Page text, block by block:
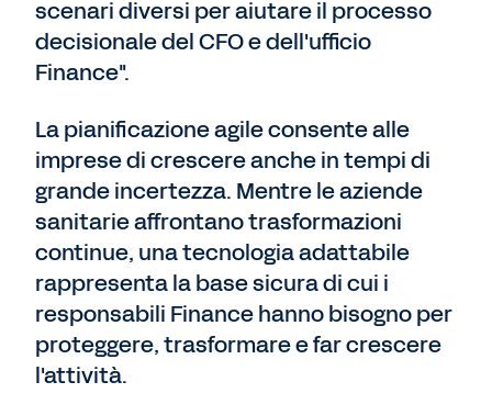
scenari diversi per aiutare il processo
decisionale del CFO e dell'ufficio
Finance".
La pianificazione agile consente alle
imprese di crescere anche in tempi di
grande incertezza. Mentre le aziende
sanitarie affrontano trasformazioni
continue, una tecnologia adattabile
rappresenta la base sicura di cui i
responsabili Finance hanno bisogno per
proteggere, trasformare e far crescere
l'attività.